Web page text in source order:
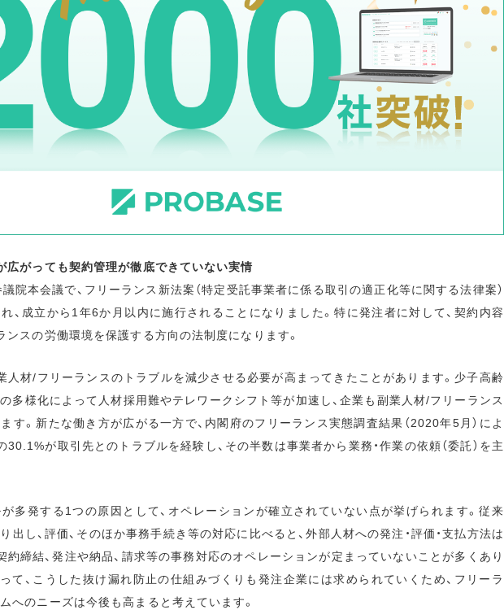
広がっても契約管理が徹底できていない実情
院本会議で、フリーランス新法案（特定受託事業者に係る取引の適正化等に関する法律案）
、成立から1年6か月以内に施行されることになりました。特に発注者に対して、契約内容
ンスの労働環境を保護する方向の法制度になります。
人材/フリーランスのトラブルを減少させる必要が高まってきたことがあります。少子高齢
多様化によって人材採用難やテレワークシフト等が加速し、企業も副業人材/フリーランス
す。新たな働き方が広がる一方で、内閣府のフリーランス実態調査結果（2020年5月）によ
30.1%が取引先とのトラブルを経験し、その半数は事業者から業務・作業の依頼（委託）を主
多発する1つの原因として、オペレーションが確立されていない点が挙げられます。従来
出し、評価、そのほか事務手続き等の対応に比べると、外部人材への発注・評価・支払方法は
約締結、発注や納品、請求等の事務対応のオペレーションが定まっていないことが多くあり
て、こうした抜け漏れ防止の仕組みづくりも発注企業には求められていくため、フリーラ
へのニーズは今後も高まると考えています。